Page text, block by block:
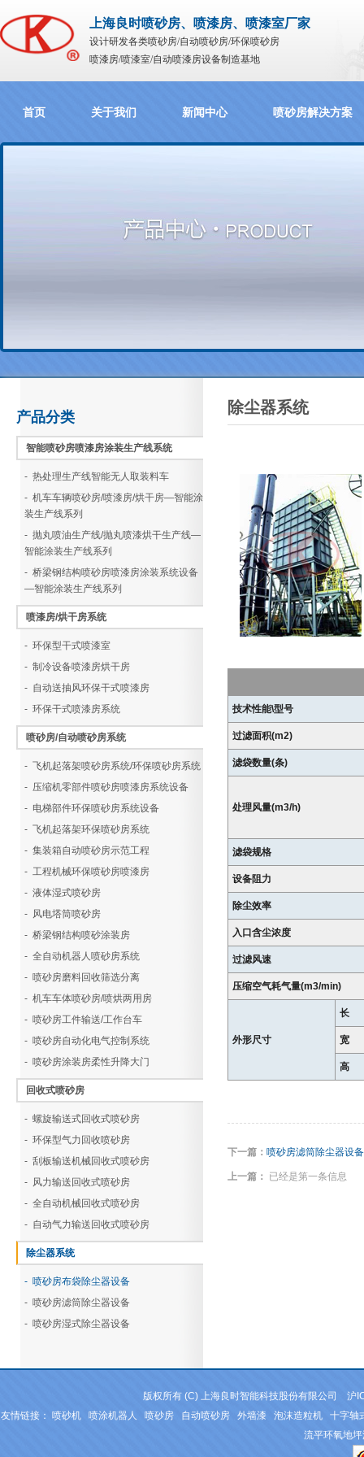
上海良时喷砂房、喷漆房、喷漆室厂家
设计研发各类喷砂房/自动喷砂房/环保喷砂房
喷漆房/喷漆室/自动喷漆房设备制造基地
首页 关于我们 新闻中心 喷砂房解决方案
产品分类
智能喷砂房喷漆房涂装生产线系统
- 热处理生产线智能无人取装料车
- 机车车辆喷砂房/喷漆房/烘干房—智能涂
装生产线系列
- 抛丸喷油生产线/抛丸喷漆烘干生产线—
智能涂装生产线系列
- 桥梁钢结构喷砂房喷漆房涂装系统设备
—智能涂装生产线系列
喷漆房/烘干房系统
- 环保型干式喷漆室
- 制冷设备喷漆房烘干房
- 自动送抽风环保干式喷漆房
- 环保干式喷漆房系统
喷砂房/自动喷砂房系统
- 飞机起落架喷砂房系统/环保喷砂房系统
- 压缩机零部件喷砂房喷漆房系统设备
- 电梯部件环保喷砂房系统设备
- 飞机起落架环保喷砂房系统
- 集装箱自动喷砂房示范工程
- 工程机械环保喷砂房喷漆房
- 液体湿式喷砂房
- 风电塔筒喷砂房
- 桥梁钢结构喷砂涂装房
- 全自动机器人喷砂房系统
- 喷砂房磨料回收筛选分离
- 机车车体喷砂房/喷烘两用房
- 喷砂房工件输送/工作台车
- 喷砂房自动化电气控制系统
- 喷砂房涂装房柔性升降大门
回收式喷砂房
- 螺旋输送式回收式喷砂房
- 环保型气力回收喷砂房
- 刮板输送机械回收式喷砂房
- 风力输送回收式喷砂房
- 全自动机械回收式喷砂房
- 自动气力输送回收式喷砂房
除尘器系统
- 喷砂房布袋除尘器设备
- 喷砂房滤筒除尘器设备
- 喷砂房湿式除尘器设备
除尘器系统
技术性能\型号
过滤面积(m2)
滤袋数量(条)
处理风量(m3/h)
滤袋规格
设备阻力
除尘效率
入口含尘浓度
过滤风速
压缩空气耗气量(m3/min)
外形尺寸
长
宽
高
下一篇： 喷砂房滤筒除尘器设备
上一篇： 已经是第一条信息
版权所有 (C) 上海良时智能科技股份有限公司 沪
友情链接： 喷砂机 喷涂机器人 喷砂房 自动喷砂房 外墙漆 泡沫造粒机
十字轴
流平环氧地